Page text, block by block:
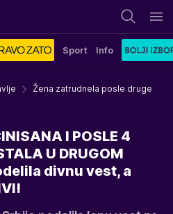
Sport Info
Žena zatrudnela posle druge
I POSLE 4
U DRUGOM
divnu vest, a